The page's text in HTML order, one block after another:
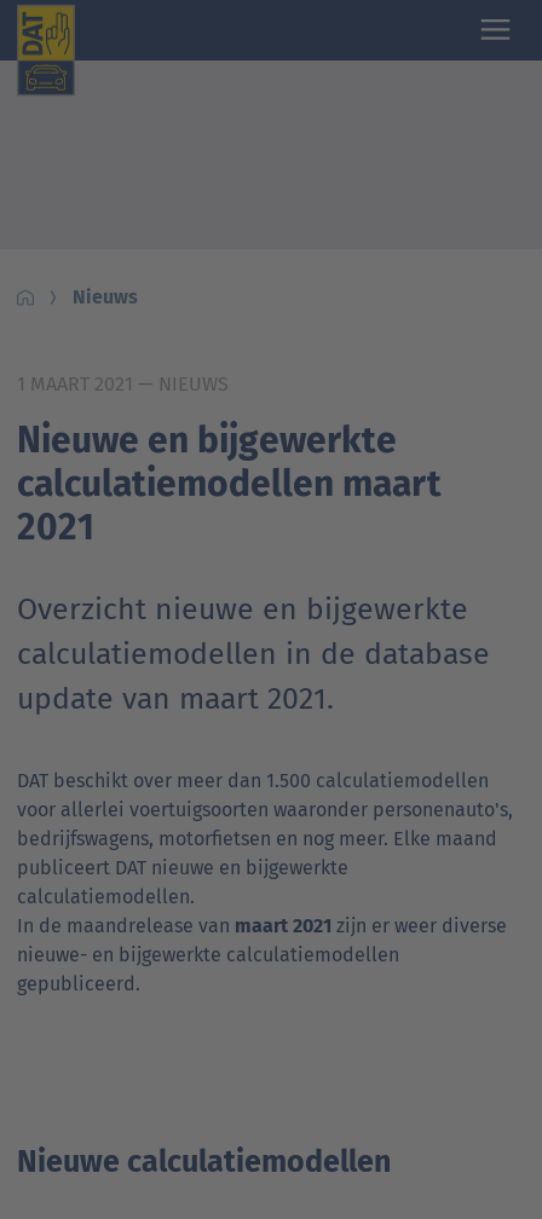
Nieuws
1 MAART 2021 — NIEUWS
Nieuwe en bijgewerkte
calculatiemodellen maart
2021
Overzicht nieuwe en bijgewerkte
calculatiemodellen in de database
update van maart 2021.
DAT beschikt over meer dan 1.500 calculatiemodellen
voor allerlei voertuigsoorten waaronder personenauto's,
bedrijfswagens, motorfietsen en nog meer. Elke maand
publiceert DAT nieuwe en bijgewerkte
calculatiemodellen.
In de maandrelease van maart 2021 zijn er weer diverse
nieuwe- en bijgewerkte calculatiemodellen
gepubliceerd.
Nieuwe calculatiemodellen